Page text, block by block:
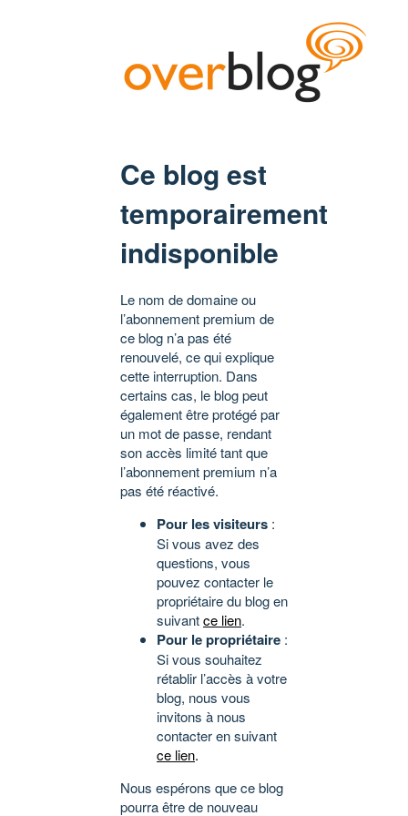
Ce blog est
temporairement
indisponible
Le nom de domaine ou
l’abonnement premium de
ce blog n’a pas été
renouvelé, ce qui explique
cette interruption. Dans
certains cas, le blog peut
également être protégé par
un mot de passe, rendant
son accès limité tant que
l’abonnement premium n’a
pas été réactivé.
Pour les visiteurs :
Si vous avez des
questions, vous
pouvez contacter le
propriétaire du blog en
suivantce lien.
Pour le propriétaire :
Si vous souhaitez
rétablir l’accès à votre
blog, nous vous
invitons à nous
contacter en suivant
ce lien.
Nous espérons que ce blog
pourra être de nouveau